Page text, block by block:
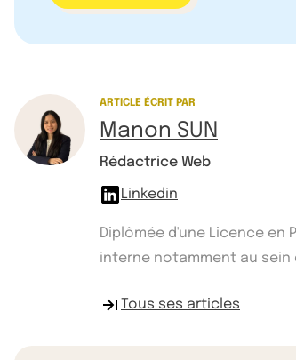
ARTICLE ÉCRIT PAR
Manon SUN
Rédactrice Web
Linkedin
Diplômée d'une Licence
interne notamment au sein
Tous ses articles